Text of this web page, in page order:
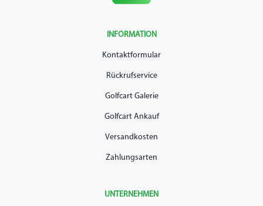
INFORMATION
Kontaktformular
Rückrufservice
Golfcart Galerie
Golfcart Ankauf
Versandkosten
Zahlungsarten
UNTERNEHMEN